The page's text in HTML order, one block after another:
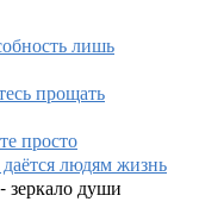
лишь
прощать
просто
людям жизнь
зеркало души